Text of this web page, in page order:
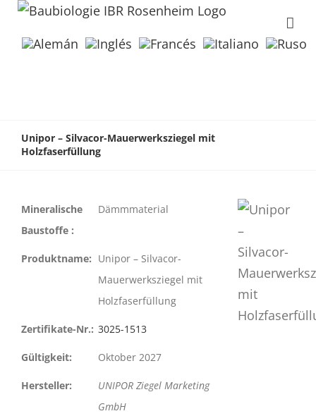
Unipor – Silvacor-Mauerwerksziegel mit
Holzfaserfüllung
Mineralische
Baustoffe :
Dämmmaterial
Produktname: Unipor – Silvacor-
Mauerwerksziegel mit
Holzfaserfüllung
Zertifikate-Nr.: 3025-1513
Gültigkeit: Oktober 2027
Hersteller:
UNIPOR Ziegel Marketing
GmbH